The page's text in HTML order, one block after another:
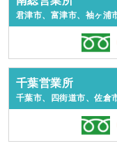
君津市、富津市、袖ヶ浦
千葉営業所
千葉市、四街道市、佐倉